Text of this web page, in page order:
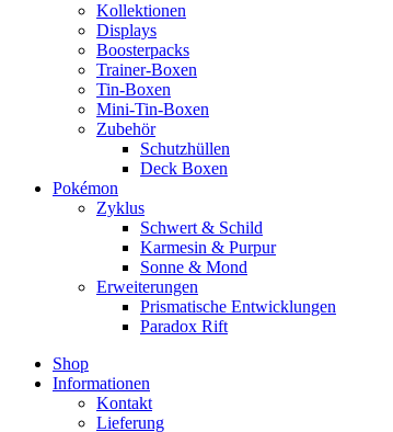
Kollektionen
Displays
Boosterpacks
Trainer-Boxen
Tin-Boxen
Mini-Tin-Boxen
Zubehör
Schutzhüllen
Deck Boxen
Pokémon
Zyklus
Schwert & Schild
Karmesin & Purpur
Sonne & Mond
Erweiterungen
Prismatische Entwicklungen
Paradox Rift
Shop
Informationen
Kontakt
Lieferung